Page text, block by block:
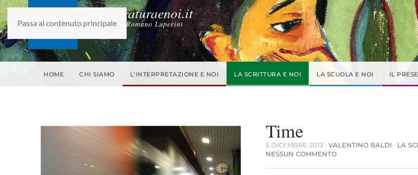
Passa al contenuto principale
laletteraturaenoi.it
fondato da Romano Luperini
HOME CHI SIAMO L'INTERPRETAZIONE E NOI LA SCRITTURA E NOI LA SCUOLA E NOI IL
Time
5 DICEMBRE 2013 · VALENTINO BALDI · LA
NESSUN COMMENTOSU